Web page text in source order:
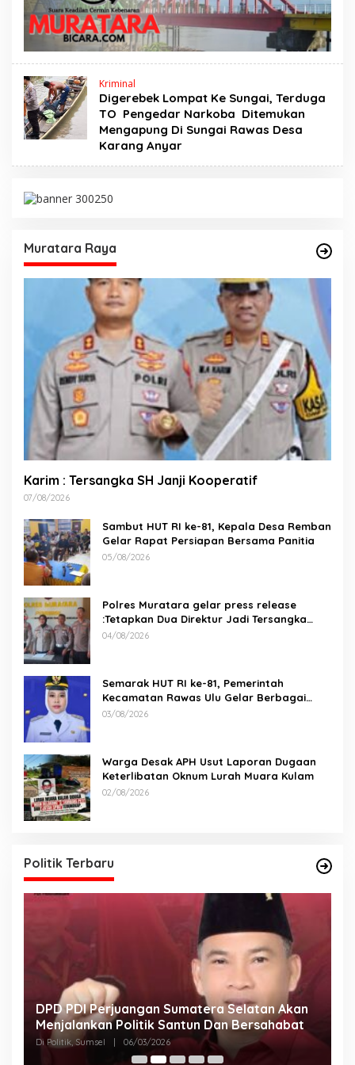
Kriminal
Digerebek Lompat Ke Sungai, Terduga
TO Pengedar Narkoba Ditemukan
Mengapung Di Sungai Rawas Desa
Karang Anyar
Muratara Raya
Karim : Tersangka SH Janji Kooperatif
07/08/2026
Sambut HUT RI ke-81, Kepala Desa Remban
Gelar Rapat Persiapan Bersama Panitia
05/08/2026
Polres Muratara gelar press release
:Tetapkan Dua Direktur Jadi Tersangka
Kecelakaan Maut antara Bus ALS dan
04/08/2026
Semarak HUT RI ke-81, Pemerintah
Kecamatan Rawas Ulu Gelar Berbagai
Lomba
03/08/2026
Warga Desak APH Usut Laporan Dugaan
Keterlibatan Oknum Lurah Muara Kulam
02/08/2026
Politik Terbaru
DPD PDI Perjuangan Sumatera Selatan Akan
Menjalankan Politik Santun Dan Bersahabat
Di Politik, Sumsel 06/03/2026